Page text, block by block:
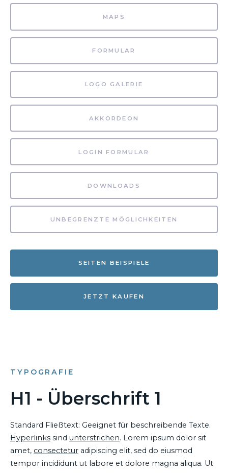
MAPS
FORMULAR
LOGO GALERIE
AKKORDEON
LOGIN FORMULAR
DOWNLOADS
UNBEGRENZTE MÖGLICHKEITEN
SEITEN BEISPIELE
JETZT KAUFEN
TYPOGRAFIE
H1 - Überschrift 1
Standard Fließtext: Geeignet für beschreibende Texte.
Hyperlinks sind unterstrichen. Lorem ipsum dolor sit
amet, consectetur adipiscing elit, sed do eiusmod
tempor incididunt ut labore et dolore magna aliqua. Ut